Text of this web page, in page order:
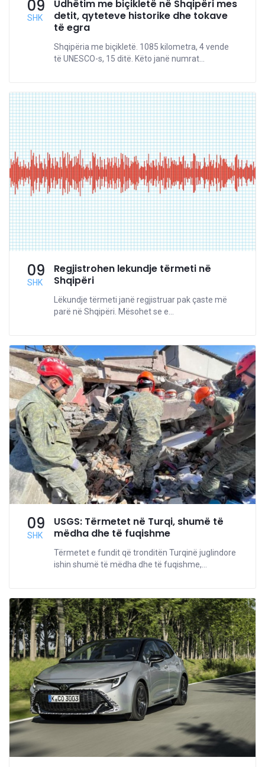
09
SHK
Udhëtim me biçikletë në Shqipëri mes
detit, qyteteve historike dhe tokave
të egra
Shqipëria me biçikletë. 1085 kilometra, 4 vende
të UNESCO-s, 15 ditë. Këto janë numrat...
09
SHK
Regjistrohen lekundje tërmeti në
Shqipëri
Lëkundje tërmeti janë regjistruar pak çaste më
parë në Shqipëri. Mësohet se e...
09
SHK
USGS: Tërmetet në Turqi, shumë të
mëdha dhe të fuqishme
Tërmetet e fundit që tronditën Turqinë juglindore
ishin shumë të mëdha dhe të fuqishme,...